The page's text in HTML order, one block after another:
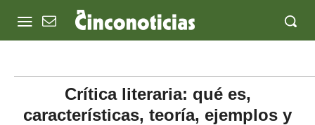
Crítica literaria: qué es,
características, teoría, ejemplos y